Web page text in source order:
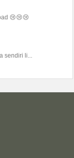
😢😢😢
sendiri li...